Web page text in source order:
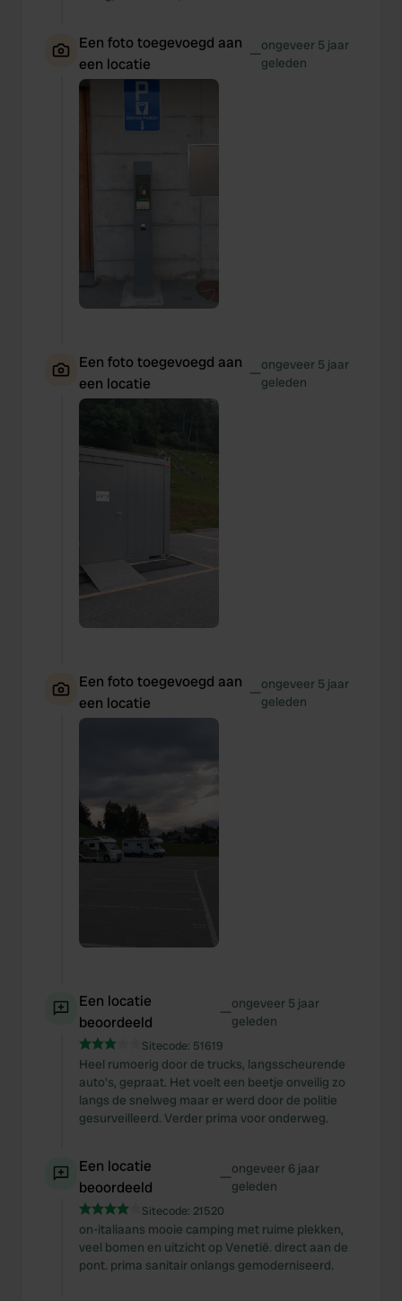
Een foto toegevoegd aan
een locatie
—ongeveer 5 jaar
geleden
Een foto toegevoegd aan
een locatie
—ongeveer 5 jaar
geleden
Een foto toegevoegd aan
een locatie
—ongeveer 5 jaar
geleden
Een locatie
beoordeeld
—ongeveer 5 jaar
geleden
Sitecode: 51619
Heel rumoerig door de trucks, langsscheurende
auto's, gepraat. Het voelt een beetje onveilig zo
langs de snelweg maar er werd door de politie
gesurveilleerd. Verder prima voor onderweg.
Een locatie
beoordeeld
—ongeveer 6 jaar
geleden
Sitecode: 21520
on-italiaans mooie camping met ruime plekken,
veel bomen en uitzicht op Venetië. direct aan de
pont. prima sanitair onlangs gemoderniseerd.